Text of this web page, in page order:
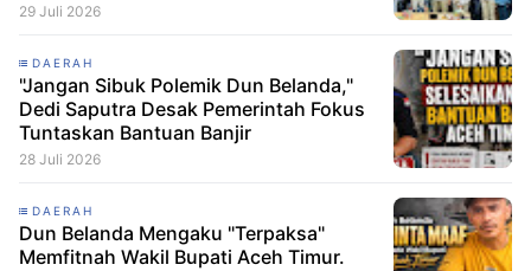
29 Juli 2026
DAERAH
"Jangan Sibuk Polemik Dun Belanda,"
Dedi Saputra Desak Pemerintah Fokus
Tuntaskan Bantuan Banjir
28 Juli 2026
DAERAH
Dun Belanda Mengaku "Terpaksa"
Memfitnah Wakil Bupati Aceh Timur.